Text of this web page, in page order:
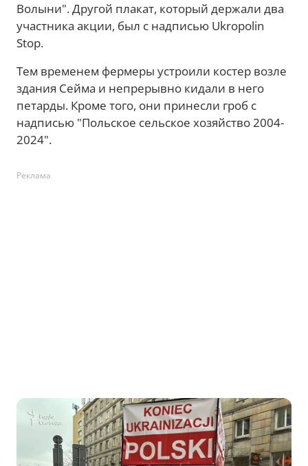
Волыни". Другой плакат, который держали два
участника акции, был с надписью Ukropolin
Stop.
Тем временем фермеры устроили костер возле
здания Сейма и непрерывно кидали в него
петарды. Кроме того, они принесли гроб с
надписью "Польское сельское хозяйство 2004-
2024".
Реклама